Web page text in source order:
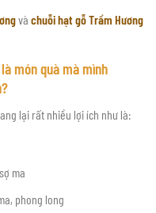
và chuỗi hạt gỗ Trầm Hương
món quà mà mình
lại rất nhiều lợi ích như là:
ma
phong long